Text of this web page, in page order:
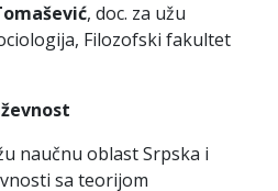
, doc. za užu
Filozofski fakultet
naučnu oblast Srpska i
sa teorijom